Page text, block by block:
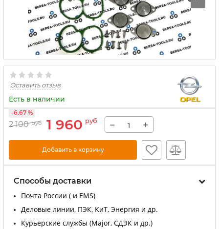
Оставить отзыв
Есть в наличии
2 100 руб 1 960 руб
-6.67 %
− +
Добавить в корзину
Способы доставки
Почта России ( и EMS)
Деловые линии, ПЭК, КиТ, Энергия и др.
Курьерские службы (Major, СДЭК и др.)